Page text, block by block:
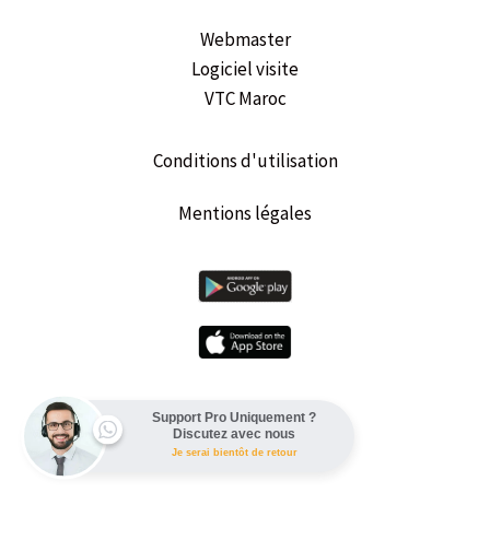
Webmaster
Logiciel visite
VTC Maroc
Conditions d'utilisation
Mentions légales
Support Pro Uniquement ?
Discutez avec nous
Je serai bientôt de retour